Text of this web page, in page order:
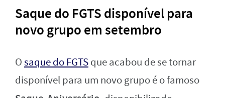
Saque do FGTS disponível para
novo grupo em setembro
Osaque do FGTSque acabou de se tornar
disponível para um novo grupo é o famoso